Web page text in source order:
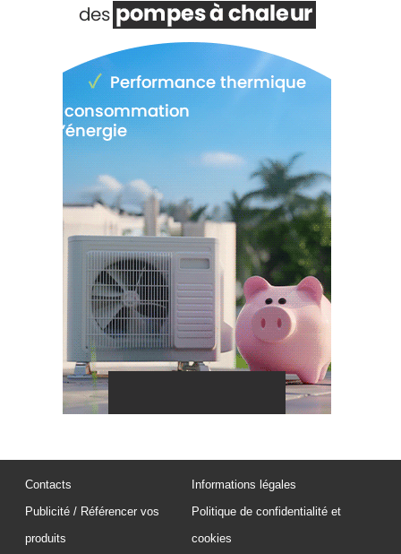
Contacts
Publicité / Référencer vos
produits
Informations légales
Politique de confidentialité et
cookies